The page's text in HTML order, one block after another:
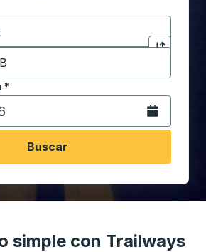
la ciudad de origen para abrir
Haga clic
la ciudad de destino para
*en formato de fecha Barra diagonal
Abra el
Buscar
simple con Trailways